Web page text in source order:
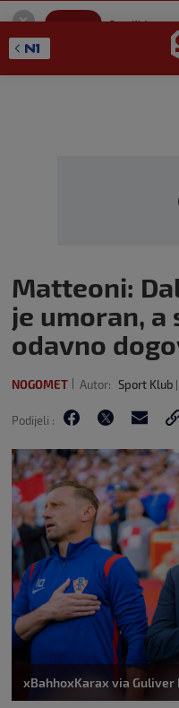
SportKlub
GET - On the
Matteoni:
je umoran, a
odavno
NOGOMET Autor: Sport Klub
Podijeli :
xBahhoxKarax via Guliver